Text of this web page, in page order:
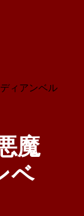
ィアンベル
魔
ベ